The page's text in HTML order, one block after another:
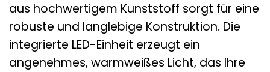
aus hochwertigem Kunststoff sorgt für eine
robuste und langlebige Konstruktion. Die
integrierte LED-Einheit erzeugt ein
angenehmes, warmweißes Licht, das Ihre